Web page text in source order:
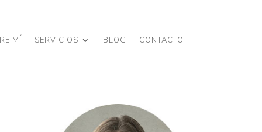
MÍ SERVICIOS BLOG CONTACTO